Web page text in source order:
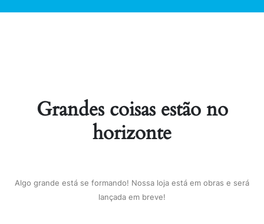
Grandes coisas estão no
horizonte
Algo grande está se formando! Nossa loja está em obras e será
lançada em breve!